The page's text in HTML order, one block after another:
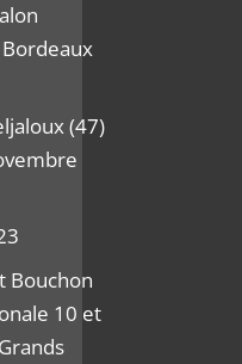
(47)
Bouchon
10 et